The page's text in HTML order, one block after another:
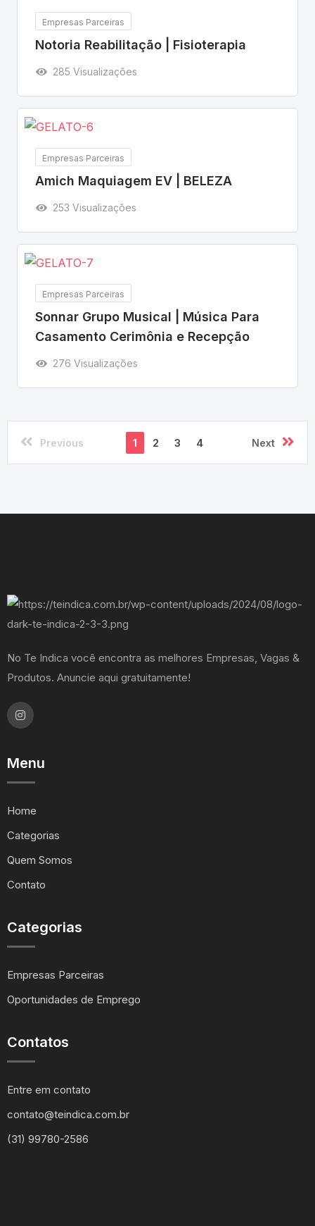
Empresas Parceiras
Notoria Reabilitação | Fisioterapia
285 Visualizações
Empresas Parceiras
Amich Maquiagem EV | BELEZA
253 Visualizações
Empresas Parceiras
Sonnar Grupo Musical | Música Para
Casamento Cerimônia e Recepção
276 Visualizações
Previous 1 2 3 4 Next
No Te Indica você encontra as melhores Empresas, Vagas &
Produtos. Anuncie aqui gratuitamente!
Menu
Home
Categorias
Quem Somos
Contato
Categorias
Empresas Parceiras
Oportunidades de Emprego
Contatos
Entre em contato
contato@teindica.com.br
(31) 99780-2586